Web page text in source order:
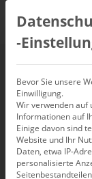
Bevor Sie unsere
Einwilligung.
Wir verwenden auf
Informationen auf
Einige davon sind
Website und Ihr
Daten, etwa IP-
personalisierte